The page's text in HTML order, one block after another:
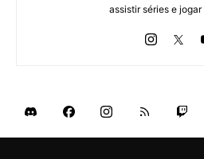
assistir séries e